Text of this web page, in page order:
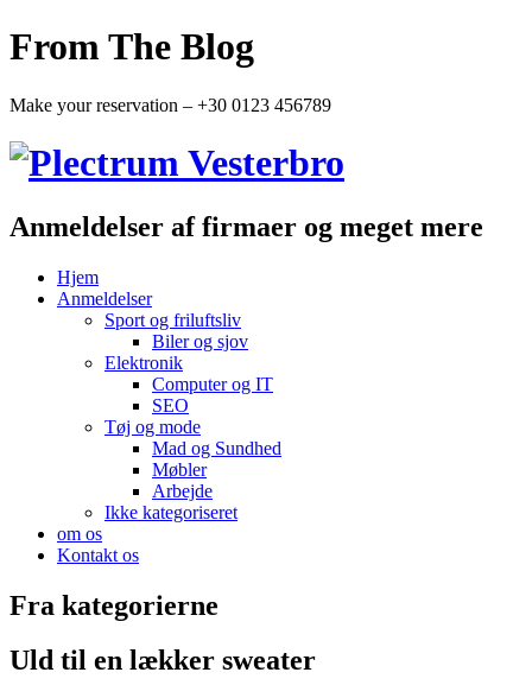
From The Blog
Make your reservation – +30 0123 456789
Anmeldelser af firmaer og meget mere
Hjem
Anmeldelser
Sport og friluftsliv
Biler og sjov
Elektronik
Computer og IT
SEO
Tøj og mode
Mad og Sundhed
Møbler
Arbejde
Ikke kategoriseret
om os
Kontakt os
Fra kategorierne
Uld til en lækker sweater